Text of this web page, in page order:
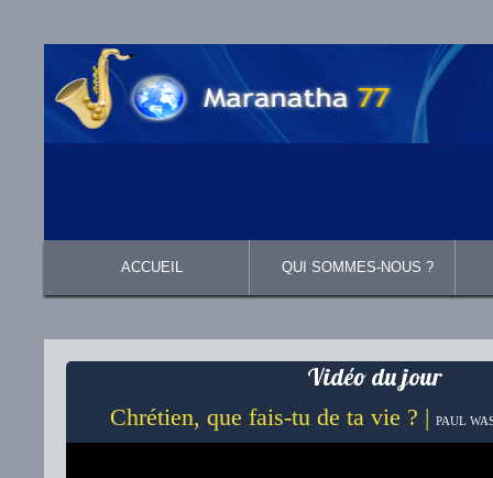
ACCUEIL QUI SOMMES-NOUS ?
Vidéo du jour
Chrétien, que fais-tu de ta vie ? | PAUL